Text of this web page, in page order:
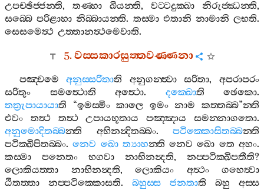
උපච‍්ඡිජ‍්ජන‍්ති, තණ‍්හා ඛීයන‍්ති, වට‍්ටදුක‍්ඛා නිරුජ‍්ඣන‍්ති,
සබ‍්බෙ පරිළාහා නිබ‍්බායන‍්ති. තස‍්මා එතානි නාමානි ලභති.
සෙසමෙත්‍ථ උත‍්තානත්‍ථමෙවාති.
5.වස‍්සකාරසුත‍්තවණ‍්ණනා
පඤ‍්චමෙ අනුස‍්සරිතාති අනුගන‍්ත්‍වා සරිතා, අපරාපරං
සරිතුං
සමත්‍ථොති අත්‍ථො. දක‍්ඛොති ඡෙකො.
තත්‍රුපායායාති “ඉමස‍්මිං කාලෙ ඉමං නාම කත‍්තබ‍්බ”න‍්ති
එවං
තත්‍ථ තත්‍ථ උපායභූතාය පඤ‍්ඤාය සමන‍්නාගතො.
අනුමොදිතබ‍්බන‍්ති අභිනන්‍දිතබ‍්බං. පටික‍්කොසිතබ‍්බන‍්ති
පටික‍්ඛිපිතබ‍්බං.නෙව ඛො ත්‍යාහන‍්ති නෙව ඛො තෙ අහං.
කස‍්මා
පනෙතං භගවා නාභිනන්‍දති, නප‍්පටික‍්ඛිපතීති?
ලොකියත‍්තා
නාභිනන්‍දති, ලොකියං අත්‍ථං
ගහෙත්‍වා
ඨිතත‍්තා
නප‍්පටික‍්කොසති. බහුස‍්ස ජනතාති බහු
අස‍්ස